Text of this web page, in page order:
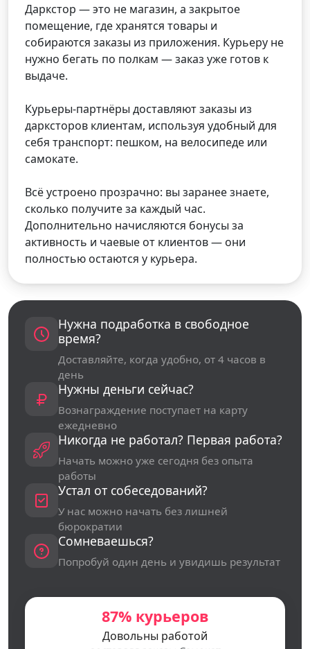
Даркстор — это не магазин, а закрытое
помещение, где хранятся товары и
собираются заказы из приложения. Курьеру не
нужно бегать по полкам — заказ уже готов к
выдаче.
Курьеры-партнёры доставляют заказы из
дарксторов клиентам, используя удобный для
себя транспорт: пешком, на велосипеде или
самокате.
Всё устроено прозрачно: вы заранее знаете,
сколько получите за каждый час.
Дополнительно начисляются бонусы за
активность и чаевые от клиентов — они
полностью остаются у курьера.
Нужна подработка в свободное
время?
Доставляйте, когда удобно, от 4 часов в
день
Нужны деньги сейчас?
Вознаграждение поступает на карту
ежедневно
Никогда не работал? Первая работа?
Начать можно уже сегодня без опыта
работы
Устал от собеседований?
У нас можно начать без лишней
бюрократии
Сомневаешься?
Попробуй один день и увидишь результат
87% курьеров
Довольны работой